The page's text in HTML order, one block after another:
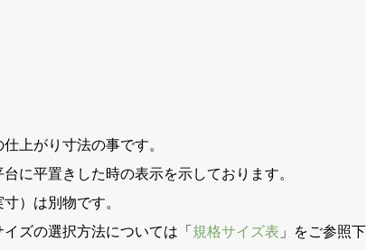
上がり寸法の事です。
に平置きした時の表示を示しております。
）は別物です。
ズの選択方法については「 規格サイズ表 」をご参照下